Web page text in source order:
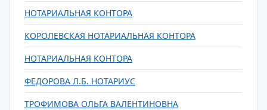
НОТАРИАЛЬНАЯ КОНТОРА
КОРОЛЕВСКАЯ НОТАРИАЛЬНАЯ КОНТОРА
НОТАРИАЛЬНАЯ КОНТОРА
ФЕДОРОВА Л.Б. НОТАРИУС
ТРОФИМОВА ОЛЬГА ВАЛЕНТИНОВНА